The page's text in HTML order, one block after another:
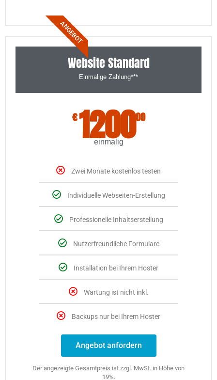
ANGEBOT
Website Standard
Einmalige Zahlung***
€120000
einmalig
Zwei Monate kostenlos testen
Individuelle Webseiten-Erstellung
Professionelle Inhaltserstellung
Nutzerfreundliche Formulare
Installation bei Ihrem Hoster
Wartung ist nicht inkl.
Backups nur bei Ihrem Hoster
Angebot anfordern
Der angezeigte Gesamtpreis ist zzgl. MwSt. in Höhe von
19%.